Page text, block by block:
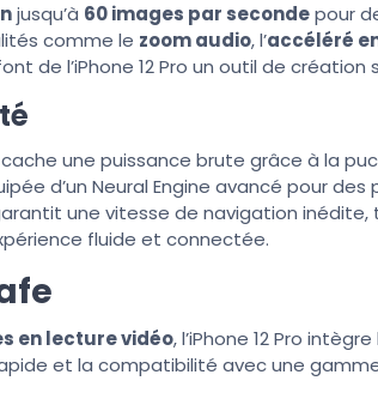
jusqu’à 60 images par secondepour
comme le zoom audio, l’accéléré
de l’iPhone 12 Pro un outil de création
cache une puissance brute grâce à la
d’un Neural Engine avancé pour des
une vitesse de navigation inédite,
fluide et connectée.
en lecture vidéo, l’iPhone 12 Pro
et la compatibilité avec une